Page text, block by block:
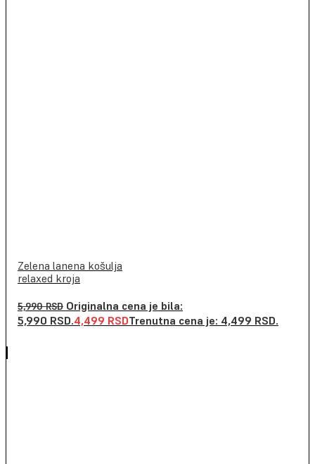
Zelena lanena košulja
relaxed kroja
5,990RSD Originalna cena je bila:
5,990 RSD.4,499 RSDTrenutna cena je: 4,499 RSD.